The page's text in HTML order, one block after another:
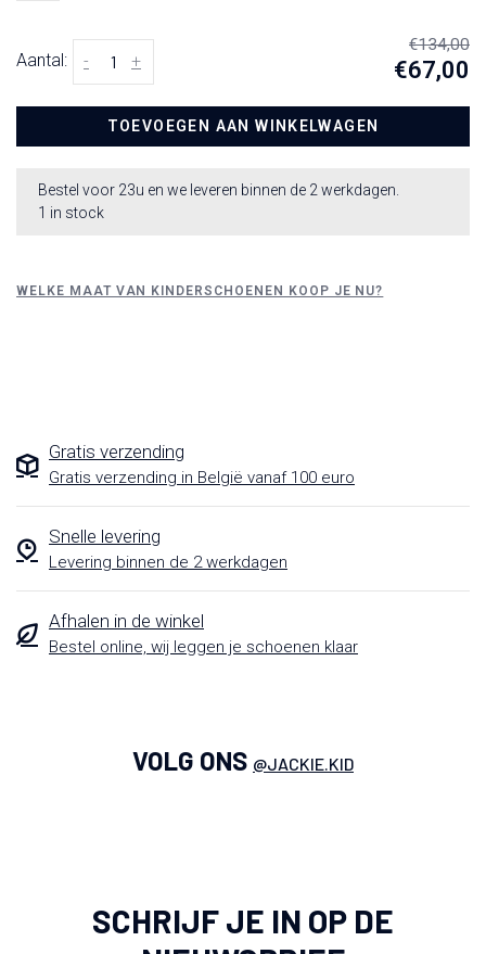
Aantal: +
-
€134,00
€67,00
TOEVOEGEN AAN WINKELWAGEN
Bestel voor 23u en we leveren binnen de 2 werkdagen.
1 in stock
WELKE MAAT VAN KINDERSCHOENEN KOOP JE NU?
Gratis verzending
Gratis verzending in België vanaf 100 euro
Snelle levering
Levering binnen de 2 werkdagen
Afhalen in de winkel
Bestel online, wij leggen je schoenen klaar
VOLG ONS @JACKIE.KID
SCHRIJF JE IN OP DE